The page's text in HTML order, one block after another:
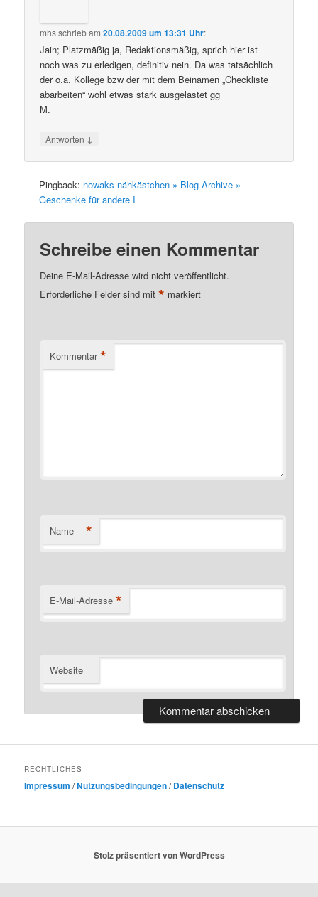
mhsschriebam20.08.2009 um 13:31 Uhr:
Jain; Platzmäßig ja, Redaktionsmäßig, sprich hier ist
noch was zu erledigen, definitiv nein. Da was tatsächlich
der o.a. Kollege bzw der mit dem Beinamen „Checkliste
abarbeiten“ wohl etwas stark ausgelastet gg
M.
Antworten ↓
Pingback: nowaks nähkästchen » Blog Archive »
Geschenke für andere I
Schreibe einen Kommentar
Deine E-Mail-Adresse wird nicht veröffentlicht.
Erforderliche Felder sind mit* markiert
Kommentar *
Name *
E-Mail-Adresse *
Website
RECHTLICHES
Impressum /Nutzungsbedingungen/Datenschutz
Stolz präsentiert von WordPress